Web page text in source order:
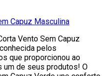
Capuz Masculina
Vento Sem Capuz
pelos
que proporcionou ao
um de seus produtos! O